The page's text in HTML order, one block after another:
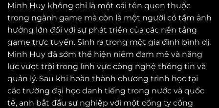
Minh Huy không chỉ là một cái tên quen thuộc
trong ngành game mà còn là một người có tầm ảnh
hưởng lớn đối với sự phát triển của các nền tảng
game trực tuyến. Sinh ra trong một gia đình bình dị,
Minh Huy đã sớm thể hiện niềm đam mê và năng
lực vượt trội trong lĩnh vực công nghệ thông tin và
quản lý. Sau khi hoàn thành chương trình học tại
các trường đại học danh tiếng trong nước và quốc
tế, anh bắt đầu sự nghiệp với một công ty công